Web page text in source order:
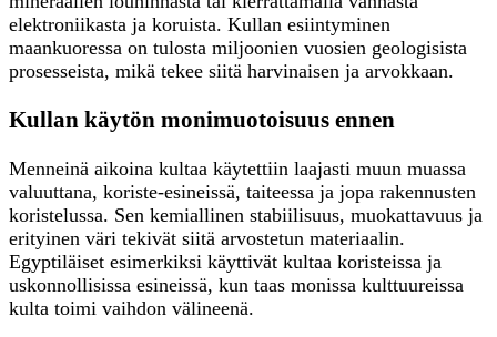
elektroniikasta ja koruista. Kullan esiintyminen
maankuoressa on tulosta miljoonien vuosien geologisista
prosesseista, mikä tekee siitä harvinaisen ja arvokkaan.
Kullan käytön monimuotoisuus ennen
Menneinä aikoina kultaa käytettiin laajasti muun muassa
valuuttana, koriste-esineissä, taiteessa ja jopa rakennusten
koristelussa. Sen kemiallinen stabiilisuus, muokattavuus ja
erityinen väri tekivät siitä arvostetun materiaalin.
Egyptiläiset esimerkiksi käyttivät kultaa koristeissa ja
uskonnollisissa esineissä, kun taas monissa kulttuureissa
kulta toimi vaihdon välineenä.